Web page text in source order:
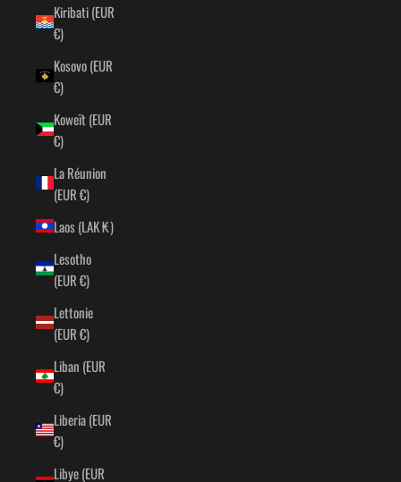
Kiribati (EUR
€)
Kosovo (EUR
€)
Koweït (EUR
€)
La Réunion
(EUR €)
Laos (LAK ₭)
Lesotho
(EUR €)
Lettonie
(EUR €)
Liban (EUR
€)
Liberia (EUR
€)
Libye (EUR